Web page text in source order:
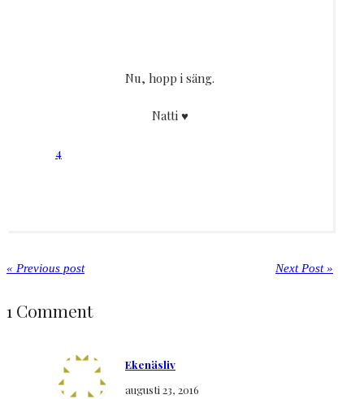
Nu, hopp i säng.
Natti ♥
4
« Previous post Next Post »
1 Comment
Ekenäsliv
augusti 23, 2016